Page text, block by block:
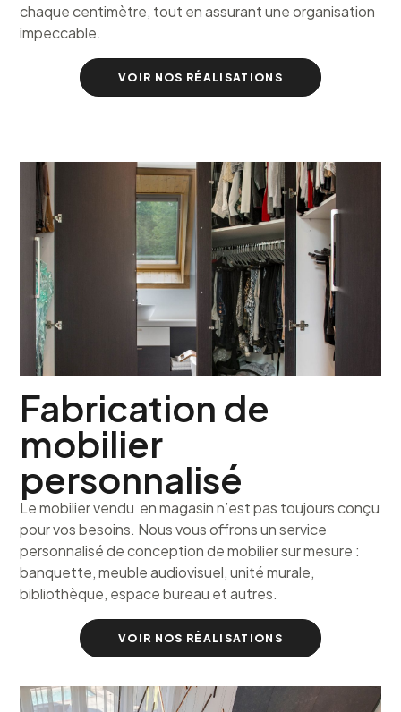
chaque centimètre, tout en assurant une organisation
impeccable.
VOIR NOS RÉALISATIONS
Fabrication de
mobilier
personnalisé
Le mobilier vendu en magasin n’est pas toujours conçu
pour vos besoins. Nous vous offrons un service
personnalisé de conception de mobilier sur mesure :
banquette, meuble audiovisuel, unité murale,
bibliothèque, espace bureau et autres.
VOIR NOS RÉALISATIONS